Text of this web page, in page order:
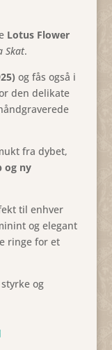
Lotus Flower
Skat.
og fås også i
den delikate
fra dybet,
og ny
til enhver
og elegant
ringe for et
og